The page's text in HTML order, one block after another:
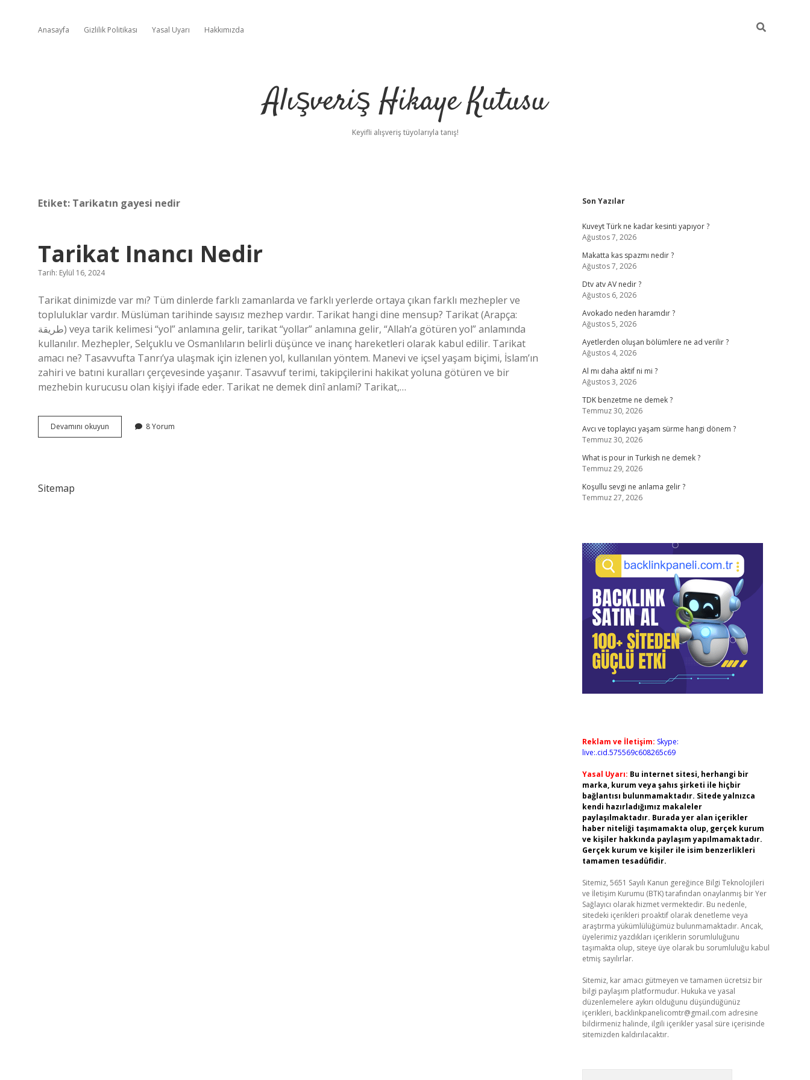
Anasayfa Gizlilik Politikası Yasal Uyarı Hakkımızda
Alışveriş Hikaye Kutusu
Keyifli alışveriş tüyolarıyla tanış!
Etiket: Tarikatın gayesi nedir
Tarikat Inancı Nedir
Tarih: Eylül 16, 2024
Tarikat dinimizde var mı? Tüm dinlerde farklı zamanlarda ve farklı yerlerde ortaya çıkan farklı mezhepler ve
topluluklar vardır. Müslüman tarihinde sayısız mezhep vardır. Tarikat hangi dine mensup? Tarikat (Arapça:
طريقة) veya tarik kelimesi “yol” anlamına gelir, tarikat “yollar” anlamına gelir, “Allah’a götüren yol” anlamında
kullanılır. Mezhepler, Selçuklu ve Osmanlıların belirli düşünce ve inanç hareketleri olarak kabul edilir. Tarikat
amacı ne? Tasavvufta Tanrı’ya ulaşmak için izlenen yol, kullanılan yöntem. Manevi ve içsel yaşam biçimi, İslam’ın
zahiri ve batıni kuralları çerçevesinde yaşanır. Tasavvuf terimi, takipçilerini hakikat yoluna götüren ve bir
mezhebin kurucusu olan kişiyi ifade eder. Tarikat ne demek dinî anlami? Tarikat,…
Devamını okuyun
Inancı
8 Yorum
Sitemap
Sidebar
Son Yazılar
Kuveyt Türk ne kadar kesinti yapıyor ?
Ağustos 7, 2026
Makatta kas spazmı nedir ?
Ağustos 7, 2026
Dtv atv AV nedir ?
Ağustos 6, 2026
Avokado neden haramdır ?
Ağustos 5, 2026
Ayetlerden oluşan bölümlere ne ad verilir ?
Ağustos 4, 2026
Al mı daha aktif ni mi ?
Ağustos 3, 2026
TDK benzetme ne demek ?
Temmuz 30, 2026
Avcı ve toplayıcı yaşam sürme hangi dönem ?
Temmuz 30, 2026
What is pour in Turkish ne demek ?
Temmuz 29, 2026
Koşullu sevgi ne anlama gelir ?
Temmuz 27, 2026
Reklam ve İletişim: Skype:
live:.cid.575569c608265c69
Yasal Uyarı: Bu internet sitesi, herhangi bir
marka, kurum veya şahıs şirketi ile hiçbir
bağlantısı bulunmamaktadır. Sitede yalnızca
kendi hazırladığımız makaleler
paylaşılmaktadır. Burada yer alan içerikler
haber niteliği taşımamakta olup, gerçek kurum
ve kişiler hakkında paylaşım yapılmamaktadır.
Gerçek kurum ve kişiler ile isim benzerlikleri
tamamen tesadüfidir.
Sitemiz, 5651 Sayılı Kanun gereğince Bilgi Teknolojileri
ve İletişim Kurumu (BTK) tarafından onaylanmış bir Yer
Sağlayıcı olarak hizmet vermektedir. Bu nedenle,
sitedeki içerikleri proaktif olarak denetleme veya
araştırma yükümlülüğümüz bulunmamaktadır. Ancak,
üyelerimiz yazdıkları içeriklerin sorumluluğunu
taşımakta olup, siteye üye olarak bu sorumluluğu kabul
etmiş sayılırlar.
Sitemiz, kar amacı gütmeyen ve tamamen ücretsiz bir
bilgi paylaşım platformudur. Hukuka ve yasal
düzenlemelere aykırı olduğunu düşündüğünüz
içerikleri, backlinkpanelicomtr@gmail.com adresine
bildirmeniz halinde, ilgili içerikler yasal süre içerisinde
sitemizden kaldırılacaktır.